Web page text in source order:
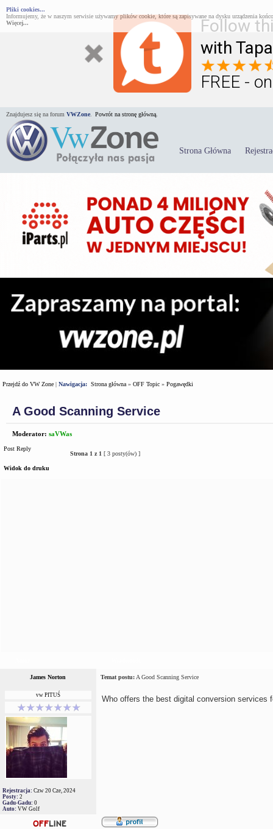
Follow
with
FREE -
Pliki cookies...
Informujemy, że w naszym serwisie używamy plików cookie, które są zapisywane na dysku urządzenia
Więcej...
Znajdujesz się na forum VWZone Powrót na stronę główną.
Strona Główna
Przejdź do VW Zone | Nawigacja: Strona główna » OFF Topic » Pogawędki
A Good Scanning Service
Moderator: saVWas
Post Reply
Strona 1 z 1 [ 3 posty(ów) ]
Widok do druku
James Norton Temat postu: A Good Scanning Service
vw PITUŚ
Rejestracja: Czw 20 Cze, 2024
Posty: 2
Gadu-Gadu: 0
Auto: VW Golf
Who offers the best digital conversion services